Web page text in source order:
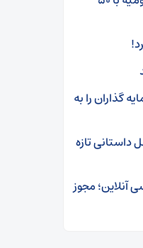
گذاران را به
تازه
آنلاین؛ مجوز